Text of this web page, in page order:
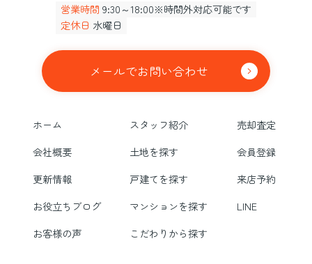
営業時間 9:30～18:00※時間外対応可能です
定休日 水曜日
メールでお問い合わせ
ホーム スタッフ紹介
売却査定
会社概要
土地を探す
会員登録
更新情報
戸建てを探す
来店予約
お役立ちブログ
マンションを探す
LINE
お客様の声
こだわりから探す